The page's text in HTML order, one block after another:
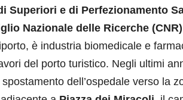
Superiori e di Perfezionamento
Nazionale delle Ricerche (CNR)
è industria biomedicale e
del porto turistico. Negli ultimi
dell’ospedale verso la